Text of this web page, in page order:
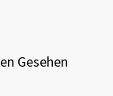
Gesehen